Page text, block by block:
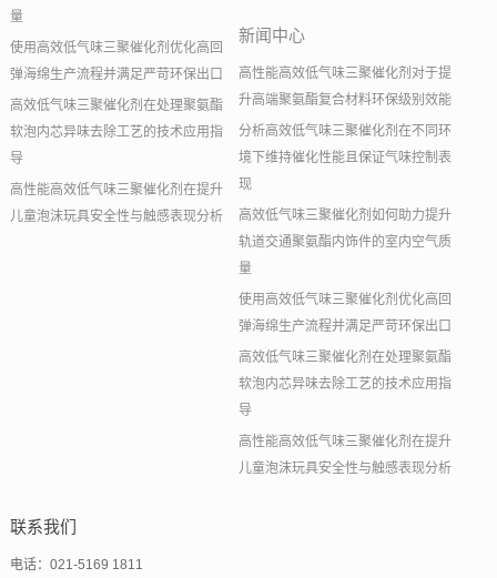
量
使用高效低气味三聚催化剂优化高回
弹海绵生产流程并满足严苛环保出口
高效低气味三聚催化剂在处理聚氨酯
软泡内芯异味去除工艺的技术应用指
导
高性能高效低气味三聚催化剂在提升
儿童泡沫玩具安全性与触感表现分析
新闻中心
高性能高效低气味三聚催化剂对于提
升高端聚氨酯复合材料环保级别效能
分析高效低气味三聚催化剂在不同环
境下维持催化性能且保证气味控制表
现
高效低气味三聚催化剂如何助力提升
轨道交通聚氨酯内饰件的室内空气质
量
使用高效低气味三聚催化剂优化高回
弹海绵生产流程并满足严苛环保出口
高效低气味三聚催化剂在处理聚氨酯
软泡内芯异味去除工艺的技术应用指
导
高性能高效低气味三聚催化剂在提升
儿童泡沫玩具安全性与触感表现分析
联系我们
电话：021-5169 1811